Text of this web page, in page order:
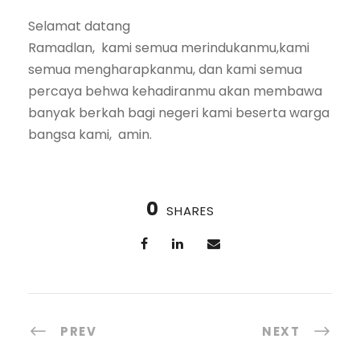
Selamat datang
Ramadlan, kami semua merindukanmu,kami
semua mengharapkanmu, dan kami semua
percaya behwa kehadiranmu akan membawa
banyak berkah bagi negeri kami beserta warga
bangsa kami, amin.
0 SHARES
PREV NEXT